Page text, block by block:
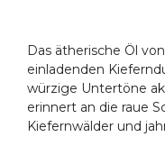
Das ätherische Öl
einladenden
würzige Untertöne
erinnert an die raue
Kiefernwälder und